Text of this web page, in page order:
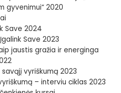
gyvenimui“ 2020
Save 2024
Save 2023
jaustis gražia ir energinga
vyriškumą 2023
– interviu ciklas 2023